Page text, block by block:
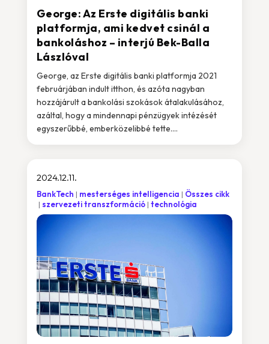
George: Az Erste digitális banki
platformja, ami kedvet csinál a
bankoláshoz – interjú Bek-Balla
Lászlóval
George, az Erste digitális banki platformja 2021
februárjában indult itthon, és azóta nagyban
hozzájárult a bankolási szokások átalakulásához,
azáltal, hogy a mindennapi pénzügyek intézését
egyszerűbbé, emberközelibbé tette....
2024.12.11.
BankTech mesterséges intelligencia
Összes cikk
szervezeti transzformáció technológia